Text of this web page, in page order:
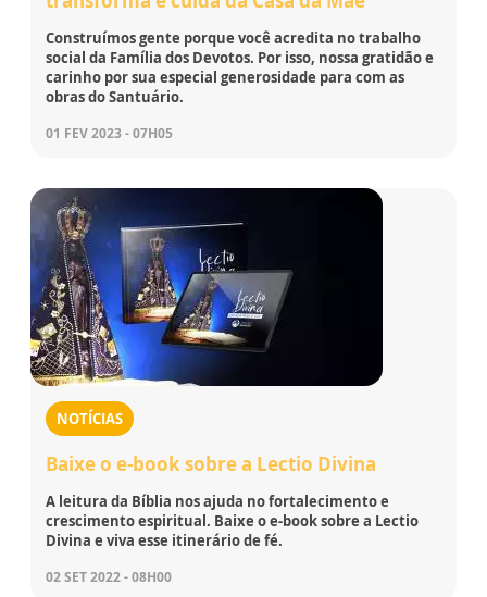
Construímos gente porque você acredita no trabalho
social da Família dos Devotos. Por isso, nossa gratidão e
carinho por sua especial generosidade para com as
obras do Santuário.
01 FEV 2023 - 07H05
NOTÍCIAS
Baixe o e-book sobre a Lectio Divina
A leitura da Bíblia nos ajuda no fortalecimento e
crescimento espiritual. Baixe o e-book sobre a Lectio
Divina e viva esse itinerário de fé.
02 SET 2022 - 08H00